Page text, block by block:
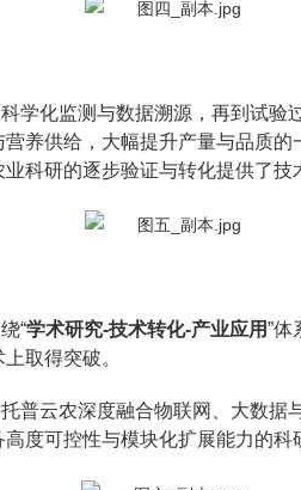
学化监测与数据溯源，再到试
养供给，大幅提升产量与品质
科研的逐步验证与转化提供了技
“学术研究-技术转化-产业应用”体
取得突破。
普云农深度融合物联网、大数据
度可控性与模块化扩展能力的科